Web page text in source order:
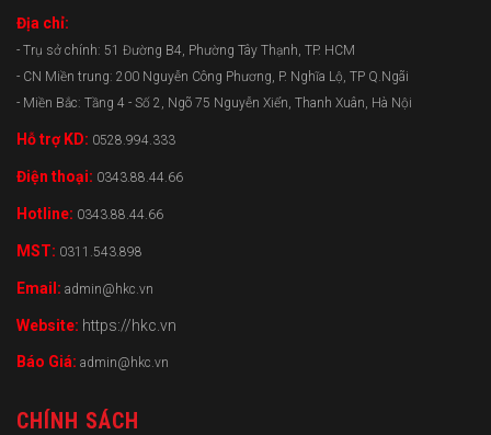
Địa chỉ:
- Trụ sở chính: 51 Đường B4, Phường Tây Thạnh, TP. HCM
- CN Miền trung: 200 Nguyễn Công Phương, P. Nghĩa Lộ, TP Q.Ngãi
- Miền Bắc: Tầng 4 - Số 2, Ngõ 75 Nguyễn Xiển, Thanh Xuân, Hà Nội
Hỗ trợ KD: 0528.994.333
Điện thoại: 0343.88.44.66
Hotline: 0343.88.44.66
MST: 0311.543.898
Email: admin@hkc.vn
Website: https://hkc.vn
Báo Giá: admin@hkc.vn
CHÍNH SÁCH